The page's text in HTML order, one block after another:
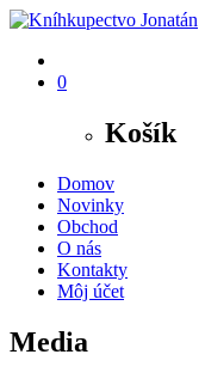
0
Košík
Domov
Novinky
Obchod
O nás
Kontakty
Môj účet
Media